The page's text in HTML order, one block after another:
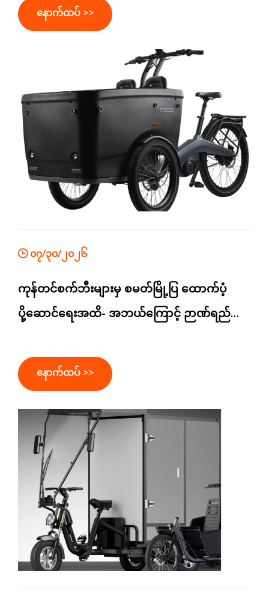
များသည် ယာဉ်စွမ်းဆောင်ရည်ကိုကျော်လွန်၍ ပိုမို
စမတ်ကျသောရေယာဉ်စုလုပ်ငန်းများကို အာရုံစိုက်လာကြ
ကိရိယာများနှင့် ပိုမိုကောင်းမွန်သော လည်ပတ်မြင်နိုင်စွမ်း
များမှတစ်ဆင့် ကုန်တင်စက်ဘီးများသည် ရိုးရှင်းသော
သယ်ယူပို့ဆောင်ရေးဖြေရှင်းနည်းများမှ ပိုမိုထိရောက်၍
အရွယ်အစားကြီးမားနိုင်သော ထောက်ပံ့ပို့ဆောင်ရေး
ကွန်ရက်များကို ပံ့ပိုးပေးသည့် တန်ဖိုးရှိသော လုပ်ငန်း
ပိုင်ဆိုင်မှုများအဖြစ်သို့ ပြောင်းလဲနေသည်။
နောက်ထပ် >>
၀၇/၃၀/၂၀၂၆
ကုန်တင်စက်ဘီးများမှ စမတ်မြို့ပြ ထောက်ပံ့
ပို့ဆောင်ရေးအထိ- အဘယ်ကြောင့် ဉာဏ်ရည်
နောက်ထပ် >>